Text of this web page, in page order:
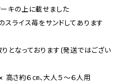
キの上に載せました
スライス苺をサンドしてあります
となっております(発送ではござい
さ約６㎝、大人５～６人用